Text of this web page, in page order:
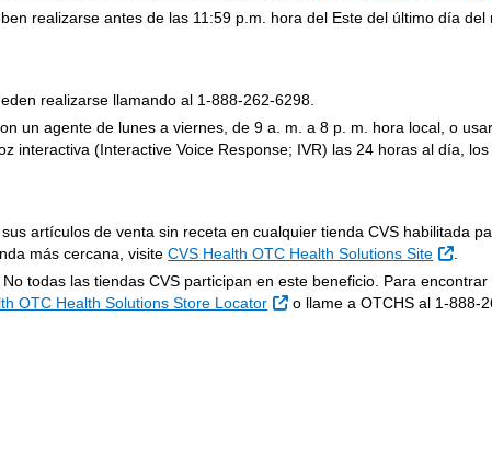
realizarse antes de las 11:59 p.m. hora del Este del último día del
realizarse llamando al 1-888-262-6298.
un agente de lunes a viernes, de 9 a. m. a 8 p. m. hora local, o
interactiva (Interactive Voice Response; IVR) las 24 horas al día, los
artículos de venta sin receta en cualquier tienda CVS habilitada
más cercana, visiteCVS Health OTC Health Solutions Site Sitio
.
No todas las tiendas CVS participan en este beneficio. Para encontrar
OTC Health Solutions Store Locator Sitio Externo
o llame a OTCHS al 1-888-